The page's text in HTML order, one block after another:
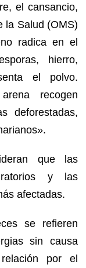
el cansancio,
la Salud (OMS)
radica en el
hierro,
el polvo.
recogen
deforestadas,
que las
y las
afectadas.
se refieren
sin causa
por el